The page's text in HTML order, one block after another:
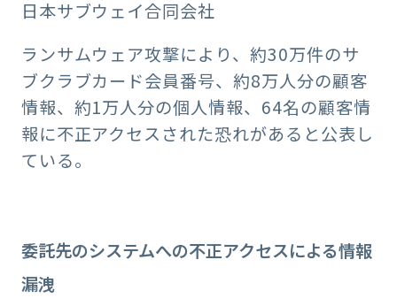
日本サブウェイ合同会社
ランサムウェア攻撃により、約30万件のサ
ブクラブカード会員番号、約8万人分の顧客
情報、約1万人分の個人情報、64名の顧客情
報に不正アクセスされた恐れがあると公表し
ている。
委託先のシステムへの不正アクセスによる情報
漏洩